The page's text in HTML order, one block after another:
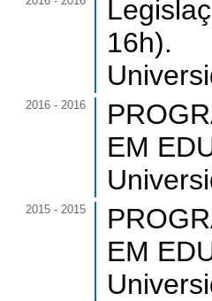
16h).
2016 - 2016
EM
2015 - 2015
EM